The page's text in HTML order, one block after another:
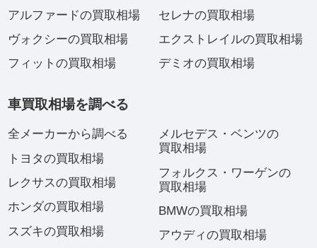
アルファードの買取相場
ヴォクシーの買取相場
フィットの買取相場
セレナの買取相場
エクストレイルの買取相場
デミオの買取相場
車買取相場を調べる
全メーカーから調べる
トヨタの買取相場
レクサスの買取相場
ホンダの買取相場
スズキの買取相場
メルセデス・ベンツの
買取相場
フォルクス・ワーゲンの
買取相場
BMWの買取相場
アウディの買取相場